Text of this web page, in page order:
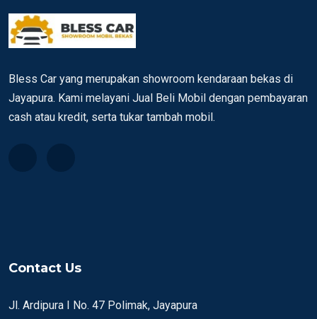
Bless Car yang merupakan showroom kendaraan bekas di
Jayapura. Kami melayani Jual Beli Mobil dengan pembayaran
cash atau kredit, serta tukar tambah mobil.
Contact Us
Jl. Ardipura I No. 47 Polimak, Jayapura